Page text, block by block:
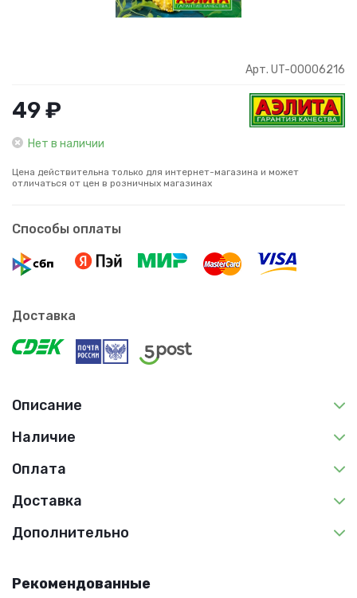
Арт. UT-00006216
49 ₽
Нет в наличии
Цена действительна только для интернет-магазина и может
отличаться от цен в розничных магазинах
Способы оплаты
Доставка
Описание
Наличие
Оплата
Доставка
Дополнительно
Рекомендованные